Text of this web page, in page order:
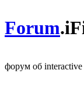
Forum.
форум об